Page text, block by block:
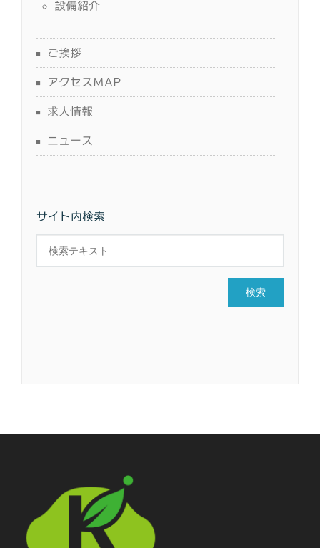
設備紹介
ご挨拶
アクセスMAP
求人情報
ニュース
サイト内検索